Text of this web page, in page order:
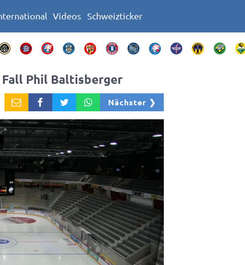
Videos Schweizticker
Fall Phil Baltisberger
Nächster ❯